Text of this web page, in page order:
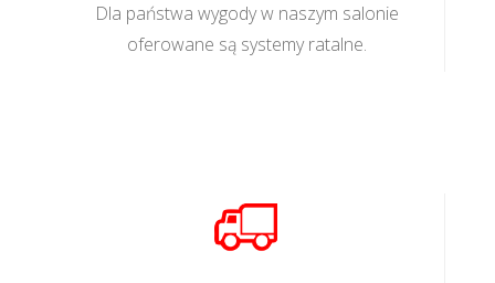
Dla państwa wygody w naszym salonie
oferowane są systemy ratalne.